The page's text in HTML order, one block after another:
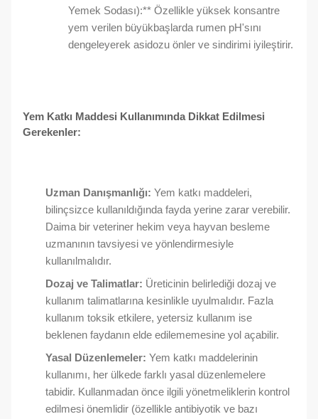
Yemek Sodası):** Özellikle yüksek konsantre
yem verilen büyükbaşlarda rumen pH'sını
dengeleyerek asidozu önler ve sindirimi iyileştirir.
Yem Katkı Maddesi Kullanımında Dikkat Edilmesi
Gerekenler:
Uzman Danışmanlığı: Yem katkı maddeleri,
bilinçsizce kullanıldığında fayda yerine zarar verebilir.
Daima bir veteriner hekim veya hayvan besleme
uzmanının tavsiyesi ve yönlendirmesiyle
kullanılmalıdır.
Dozaj ve Talimatlar: Üreticinin belirlediği dozaj ve
kullanım talimatlarına kesinlikle uyulmalıdır. Fazla
kullanım toksik etkilere, yetersiz kullanım ise
beklenen faydanın elde edilememesine yol açabilir.
Yasal Düzenlemeler: Yem katkı maddelerinin
kullanımı, her ülkede farklı yasal düzenlemelere
tabidir. Kullanmadan önce ilgili yönetmeliklerin kontrol
edilmesi önemlidir (özellikle antibiyotik ve bazı